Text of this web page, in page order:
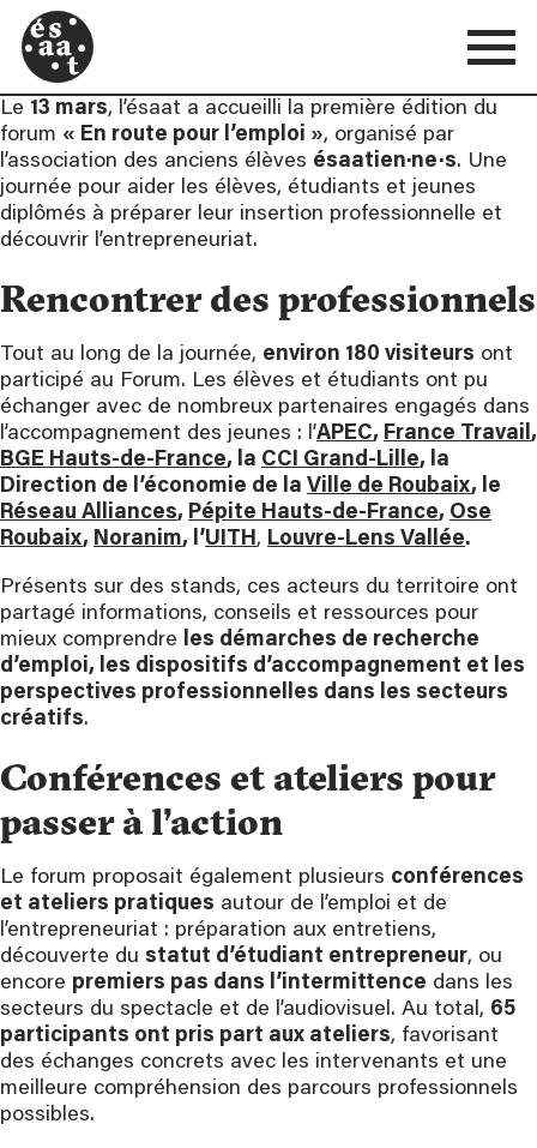
Le 13 mars, l’ésaat a accueilli la première édition du
forum « En route pour l’emploi », organisé par
l’association des anciens élèves ésaatien·ne·s. Une
journée pour aider les élèves, étudiants et jeunes
diplômés à préparer leur insertion professionnelle et
découvrir l’entrepreneuriat.
Rencontrer des professionnels
Tout au long de la journée, environ 180 visiteurs ont
participé au Forum. Les élèves et étudiants ont pu
échanger avec de nombreux partenaires engagés dans
l’accompagnement des jeunes : l’APEC, France Travail,
BGE Hauts-de-France, la CCI Grand-Lille, la
Direction de l’économie de la Ville de Roubaix, le
Réseau Alliances, Pépite Hauts-de-France, Ose
Roubaix, Noranim, l’UITH, Louvre-Lens Vallée.
Présents sur des stands, ces acteurs du territoire ont
partagé informations, conseils et ressources pour
mieux comprendre les démarches de recherche
d’emploi, les dispositifs d’accompagnement et les
perspectives professionnelles dans les secteurs
créatifs.
Conférences et ateliers pour
passer à l’action
Le forum proposait également plusieurs conférences
et ateliers pratiques autour de l’emploi et de
l’entrepreneuriat : préparation aux entretiens,
découverte du statut d’étudiant entrepreneur, ou
encore premiers pas dans l’intermittence dans les
secteurs du spectacle et de l’audiovisuel. Au total, 65
participants ont pris part aux ateliers, favorisant
des échanges concrets avec les intervenants et une
meilleure compréhension des parcours professionnels
possibles.